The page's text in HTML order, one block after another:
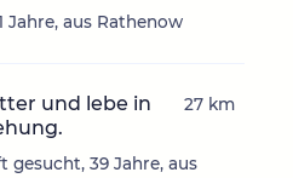
Jahre, aus Rathenow
und lebe in
gesucht, 39 Jahre, aus
27 km